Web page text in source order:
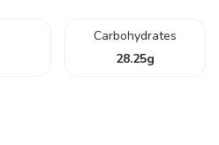
Carbohydrates
28.25g